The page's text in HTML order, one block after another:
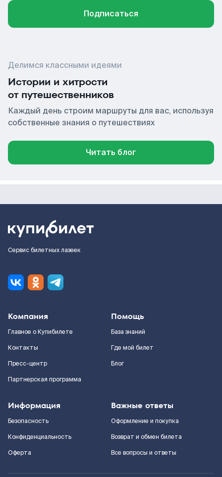
Подписаться
Делимся классными идеями
Истории и хитрости
от путешественников
Каждый день строим маршруты для вас, используя
собственные знания о путешествиях
Читать блог
Сервис билетных лазеек
Компания
Главное о Купибилете
Контакты
Пресс-центр
Партнерская программа
Помощь
База знаний
Где мой билет
Блог
Информация
Безопасность
Конфиденциальность
Оферта
Важные ответы
Оформление и покупка
Возврат и обмен билета
Все вопросы и ответы